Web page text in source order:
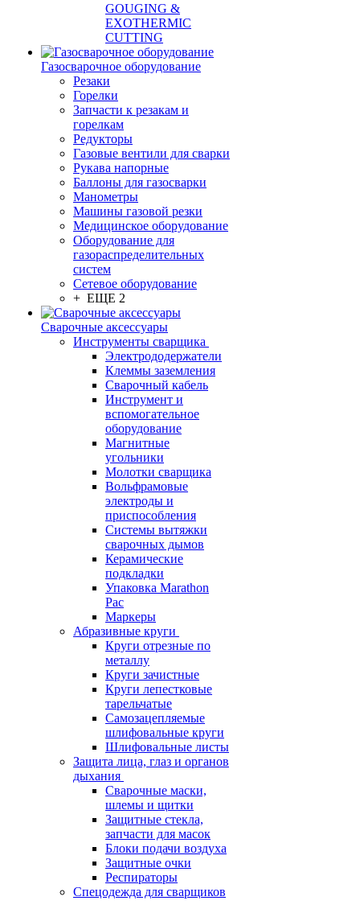
GOUGING &
EXOTHERMIC
CUTTING
Газосварочное оборудование
Резаки
Горелки
Запчасти к резакам и
горелкам
Редукторы
Газовые вентили для сварки
Рукава напорные
Баллоны для газосварки
Манометры
Машины газовой резки
Медицинское оборудование
Оборудование для
газораспределительных
систем
Сетевое оборудование
+ ЕЩЕ 2
Сварочные аксессуары
Инструменты сварщика
Электрододержатели
Клеммы заземления
Сварочный кабель
Инструмент и
вспомогательное
оборудование
Магнитные
угольники
Молотки сварщика
Вольфрамовые
электроды и
приспособления
Системы вытяжки
сварочных дымов
Керамические
подкладки
Упаковка Marathon
Pac
Маркеры
Абразивные круги
Круги отрезные по
металлу
Круги зачистные
Круги лепестковые
тарельчатые
Самозацепляемые
шлифовальные круги
Шлифовальные листы
Защита лица, глаз и органов
дыхания
Сварочные маски,
шлемы и щитки
Защитные стекла,
запчасти для масок
Блоки подачи воздуха
Защитные очки
Респираторы
Спецодежда для сварщиков